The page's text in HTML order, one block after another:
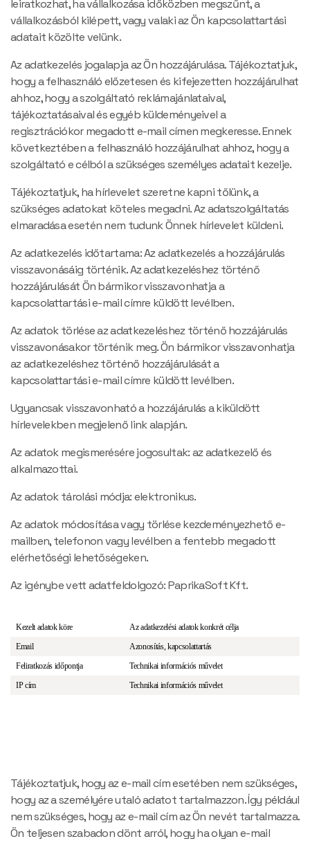
leiratkozhat, ha vállalkozása időközben megszűnt, a
vállalkozásból kilépett, vagy valaki az Ön kapcsolattartási
adatait közölte velünk.
Az adatkezelés jogalapja az Ön hozzájárulása. Tájékoztatjuk,
hogy a felhasználó előzetesen és kifejezetten hozzájárulhat
ahhoz, hogy a szolgáltató reklámajánlataival,
tájékoztatásaival és egyéb küldeményeivel a
regisztrációkor megadott e-mail címen megkeresse. Ennek
következtében a felhasználó hozzájárulhat ahhoz, hogy a
szolgáltató e célból a szükséges személyes adatait kezelje.
Tájékoztatjuk, ha hírlevelet szeretne kapni tőlünk, a
szükséges adatokat köteles megadni. Az adatszolgáltatás
elmaradása esetén nem tudunk Önnek hírlevelet küldeni.
Az adatkezelés időtartama: Az adatkezelés a hozzájárulás
visszavonásáig történik. Az adatkezeléshez történő
hozzájárulását Ön bármikor visszavonhatja a
kapcsolattartási e-mail címre küldött levélben.
Az adatok törlése az adatkezeléshez történő hozzájárulás
visszavonásakor történik meg. Ön bármikor visszavonhatja
az adatkezeléshez történő hozzájárulását a
kapcsolattartási e-mail címre küldött levélben.
Ugyancsak visszavonható a hozzájárulás a kiküldött
hírlevelekben megjelenő link alapján.
Az adatok megismerésére jogosultak: az adatkezelő és
alkalmazottai.
Az adatok tárolási módja: elektronikus.
Az adatok módosítása vagy törlése kezdeményezhető e-
mailben, telefonon vagy levélben a fentebb megadott
elérhetőségi lehetőségeken.
Az igénybe vett adatfeldolgozó: PaprikaSoft Kft.
Kezelt adatok köre
Az adatkezelési adatok konkrét célja
Email
Azonosítás, kapcsolattartás
Feliratkozás időpontja
Technikai információs művelet
IP cím
Technikai információs művelet
Tájékoztatjuk, hogy az e-mail cím esetében nem szükséges,
hogy az a személyére utaló adatot tartalmazzon. Így például
nem szükséges, hogy az e-mail cím az Ön nevét tartalmazza.
Ön teljesen szabadon dönt arról, hogy ha olyan e-mail